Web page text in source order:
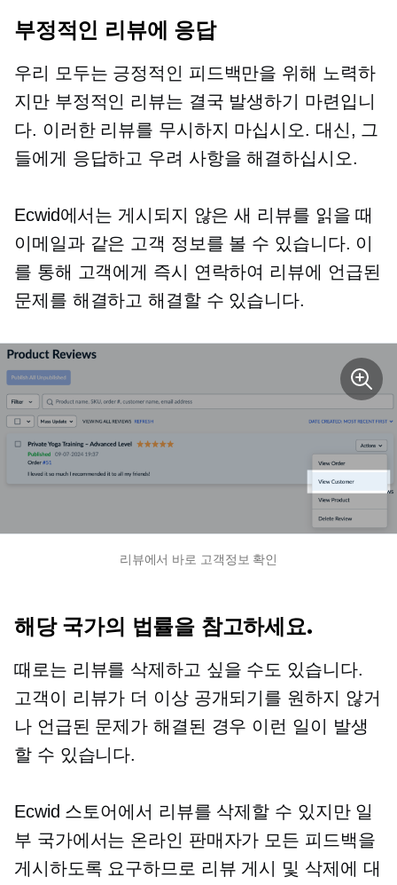
부정적인 리뷰에 응답
우리 모두는 긍정적인 피드백만을 위해 노력하
지만 부정적인 리뷰는 결국 발생하기 마련입니
다. 이러한 리뷰를 무시하지 마십시오. 대신, 그
들에게 응답하고 우려 사항을 해결하십시오.
Ecwid에서는 게시되지 않은 새 리뷰를 읽을 때
이메일과 같은 고객 정보를 볼 수 있습니다. 이
를 통해 고객에게 즉시 연락하여 리뷰에 언급된
문제를 해결하고 해결할 수 있습니다.
리뷰에서 바로 고객정보 확인
해당 국가의 법률을 참고하세요.
때로는 리뷰를 삭제하고 싶을 수도 있습니다.
고객이 리뷰가 더 이상 공개되기를 원하지 않거
나 언급된 문제가 해결된 경우 이런 일이 발생
할 수 있습니다.
Ecwid 스토어에서 리뷰를 삭제할 수 있지만 일
부 국가에서는 온라인 판매자가 모든 피드백을
게시하도록 요구하므로 리뷰 게시 및 삭제에 대